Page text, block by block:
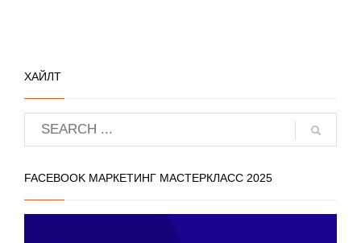
ХАЙЛТ
FACEBOOK МАРКЕТИНГ МАСТЕРКЛАСС 2025